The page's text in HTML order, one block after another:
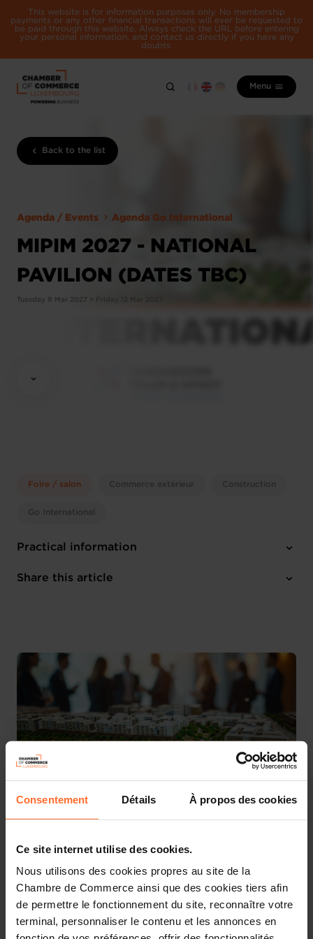
Consentement Détails À propos des cookies
Ce site internet utilise des cookies.
Nous utilisons des cookies propres au site de la
Chambre de Commerce ainsi que des cookies tiers afin
de permettre le fonctionnement du site, reconnaître votre
terminal, personnaliser le contenu et les annonces en
This website is for information purposes only. No membership
payments or any other financial transactions will ever be requested to
be paid through this website. Always check the URL before entering
your personal information, and contact us directly if you have any
doubts.
Menu
Back to the list
Agenda / Events Agenda Go International
MIPIM 2027 - NATIONAL
PAVILION (DATES TBC)
Tuesday 9 Mar 2027 > Friday 12 Mar 2027
Foire / salon Commerce extérieur Construction
Go International
Practical information
Tuesday 9 Mar 2027 > Friday 12 Mar 2027
Share this article
Interested? Please click on the button below to mark
your interest: